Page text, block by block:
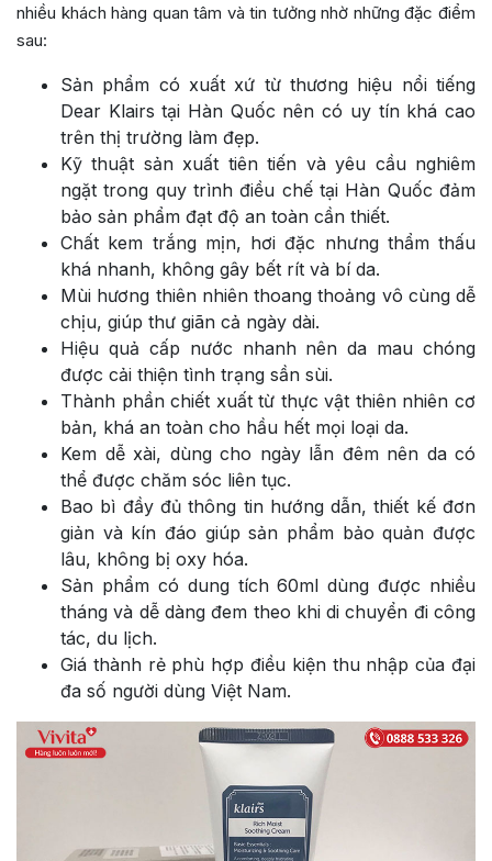
nhiều khách hàng quan tâm và tin tưởng nhờ những đặc điểm
sau:
Sản phẩm có xuất xứ từ thương hiệu nổi tiếng
Dear Klairs tại Hàn Quốc nên có uy tín khá cao
trên thị trường làm đẹp.
Kỹ thuật sản xuất tiên tiến và yêu cầu nghiêm
ngặt trong quy trình điều chế tại Hàn Quốc đảm
bảo sản phẩm đạt độ an toàn cần thiết.
Chất kem trắng mịn, hơi đặc nhưng thẩm thấu
khá nhanh, không gây bết rít và bí da.
Mùi hương thiên nhiên thoang thoảng vô cùng dễ
chịu, giúp thư giãn cả ngày dài.
Hiệu quả cấp nước nhanh nên da mau chóng
được cải thiện tình trạng sần sùi.
Thành phần chiết xuất từ thực vật thiên nhiên cơ
bản, khá an toàn cho hầu hết mọi loại da.
Kem dễ xài, dùng cho ngày lẫn đêm nên da có
thể được chăm sóc liên tục.
Bao bì đầy đủ thông tin hướng dẫn, thiết kế đơn
giản và kín đáo giúp sản phẩm bảo quản được
lâu, không bị oxy hóa.
Sản phẩm có dung tích 60ml dùng được nhiều
tháng và dễ dàng đem theo khi di chuyển đi công
tác, du lịch.
Giá thành rẻ phù hợp điều kiện thu nhập của đại
đa số người dùng Việt Nam.